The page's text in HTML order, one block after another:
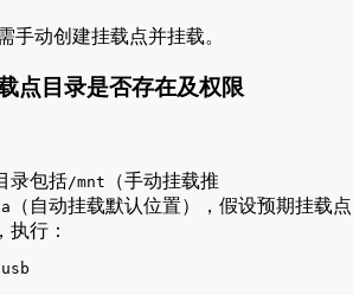
手动创建挂载点并挂载。
点目录是否存在及权限
录包括/mnt
（手动挂载推
（自动挂载默认位置），假设预期挂载点
，执行：